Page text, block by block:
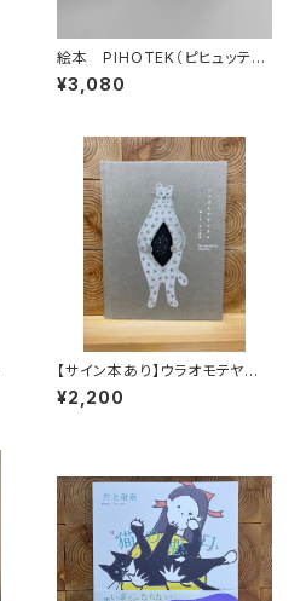
絵本 PIHOTEK（ピヒュッティ）
北極を風と歩く
¥3,080
【サイン本あり】ウラオモテヤマ
ネコ
¥2,200